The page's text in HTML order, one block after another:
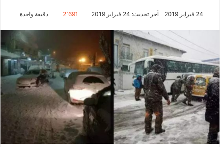
24 فبراير 2019 آخر تحديث: 24 فبراير 2019 2٬691 دقيقة واحدة